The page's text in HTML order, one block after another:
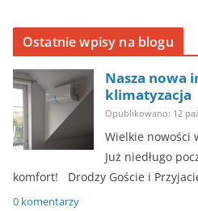
Ostatnie wpisy na blogu
Nasza nowa
klimatyzacja
Opublikowano: 12
Wielkie nowości
Już niedługo
komfort! ​Drodzy Goście i
0 komentarzy